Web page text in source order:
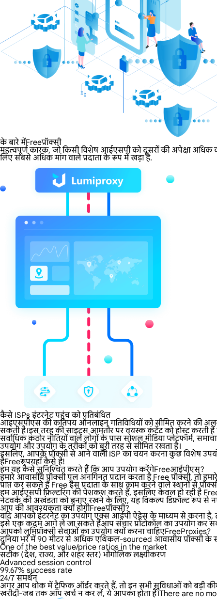
के बारे मेंFreeप्रॉक्सी
महत्वपूर्ण कारक, जो किसी विशेष आईएसपी को दूसरों की अपेक्षा अधिक
लिए सबसे अधिक मांग वाले प्रदाता के रूप में खड़ा है.
कैसे ISPs इंटरनेट पहुंच को प्रतिबंधित
आइएसपीएस की कतिपय ऑनलाइन गतिविधियों को सीमित करने की
सकती है।इस तरह की साइट्स आमतौर पर वयस्क कंटेंट को होस्ट करती
सर्वाधिक कठोर नीतियों वाले लोगों के पास सोशल मीडिया प्लेटफॉर्म,
उपयोग और उपयोग के तरीकों को बुरी तरह से सीमित रखता है।
इसलिए, आपके प्रॉक्सी से आने वाली ISP का चयन करना कुछ विशेष
हैFreeरूपयहाँ कैसे है!
हम यह कैसे सुनिश्चित करते हैं कि आप उपयोग करेंगेFreeआईपीएस?
हमारे आवासीय प्रॉक्सी पूल अनगिनत प्रदान करता है Free प्रॉक्सी,
प्राप्त कर सकते हैं Free इस प्रदाता के साथ काम करने वाले स्थानों से
हम आईएसपी फ़िल्टरिंग की पेशकश करते हैं, इसलिए केवल हो रही है
नेटवर्क की अखंडता को बनाए रखने के लिए, यह विकल्प डिफ़ॉल्ट रूप से
आप की आवश्यकता क्यों होगीFreeप्रॉक्सी?
यदि आपको इंटरनेट का उपयोग एक्स आईपी ऐड्रेस के माध्यम से करना है,
इसे एक कदम आगे ले जा सकते हैंआप संचार प्रोटोकॉल का उपयोग कर
आपको लुमिप्रॉक्सी सेवाओं का उपयोग क्यों करना चाहिएFreeProxies?
दुनिया भर में 90 मीटर से अधिक एथिकल-sourced आवासीय प्रॉक्सी के
One of the best value/price ratios in the market
सटीक (देश, राज्य, और शहर स्तर) भौगोलिक लक्ष्यीकरण
Advanced session control
99.67% success rate
24/7 समर्थन
अगर आप थोक में ट्रैफिक ऑर्डर करते हैं, तो इन सभी सुविधाओं को बड़ी
खरीदी-जब तक आप खर्च न कर लें, ये आपका होता है।There are no